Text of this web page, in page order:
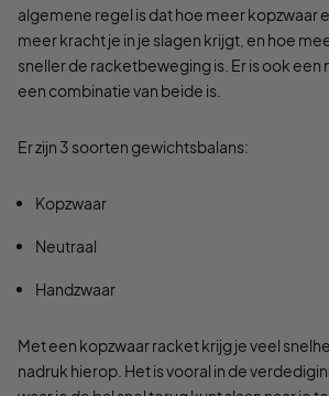
algemene regel is dat hoe meer kopzwaar
meer kracht je in je slagen krijgt, en hoe
sneller de racketbeweging is. Er is ook een
een combinatie van beide is.
Er zijn 3 soorten gewichtsbalans:
Kopzwaar
Neutraal
Handzwaar
Met een kopzwaar racket krijg je veel
nadruk hierop. Het is vooral in de